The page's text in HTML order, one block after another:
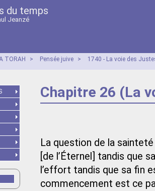
du temps
Jeanzé
TORAH > Pensée juive >
1740 - La voie des
Chapitre 26 (La
La question de la
[de l’Éternel] tandis que
l’effort tandis que sa fin
commencement est ce